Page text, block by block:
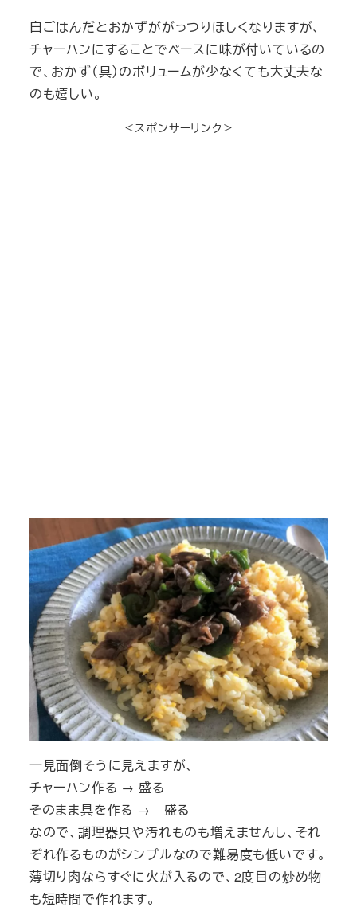
白ごはんだとおかずががっつりほしくなりますが、
チャーハンにすることでベースに味が付いているの
で、おかず（具）のボリュームが少なくても大丈夫な
のも嬉しい。
＜スポンサーリンク＞
一見面倒そうに見えますが、
チャーハン作る → 盛る
そのまま具を作る → 盛る
なので、調理器具や汚れものも増えませんし、それ
ぞれ作るものがシンプルなので難易度も低いです。
薄切り肉ならすぐに火が入るので、2度目の炒め物
も短時間で作れます。